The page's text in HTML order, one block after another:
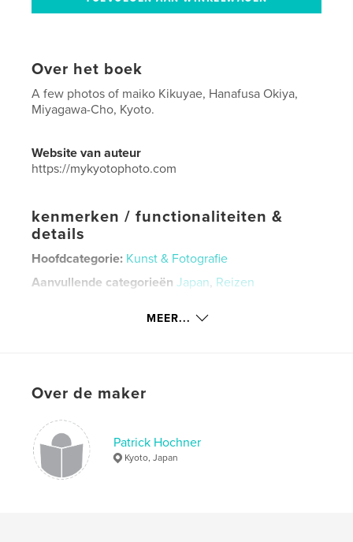
Over het boek
A few photos of maiko Kikuyae, Hanafusa Okiya,
Miyagawa-Cho, Kyoto.
Website van auteur
https://mykyotophoto.com
kenmerken / functionaliteiten &
details
Hoofdcategorie: Kunst & Fotografie
Aanvullende categorieën Japan, Reizen
Trefwoorden
MEER...
Over de maker
Patrick Hochner
Kyoto, Japan